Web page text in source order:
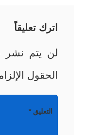
اترك تعليقاً
لن يتم نشر
الحقول
التعليق*